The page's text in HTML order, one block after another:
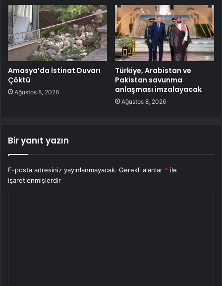
Amasya’da İstinat Duvarı
Çöktü
Ağustos 8, 2026
Türkiye, Arabistan ve
Pakistan savunma
anlaşması imzalayacak
Ağustos 8, 2026
Bir yanıt yazın
E-posta adresiniz yayınlanmayacak. Gerekli alanlar * ile
işaretlenmişlerdir